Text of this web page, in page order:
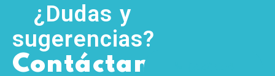
¿Dudas y
sugerencias?
Contáctanos